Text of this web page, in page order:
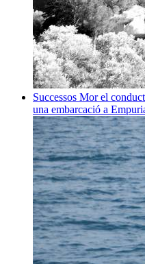
Successos Mor el
una embarcació a